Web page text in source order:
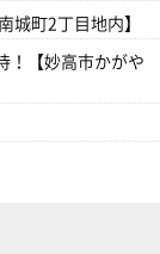
城町2丁目地内】
！【妙高市かがや